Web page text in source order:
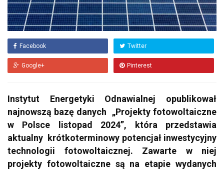
Facebook Twitter
Google+ Pinterest
Instytut Energetyki Odnawialnej opublikował
najnowszą bazę danych „Projekty fotowoltaiczne
w Polsce listopad 2024”, która przedstawia
aktualny krótkoterminowy potencjał inwestycyjny
technologii fotowoltaicznej. Zawarte w niej
projekty fotowoltaiczne są na etapie wydanych